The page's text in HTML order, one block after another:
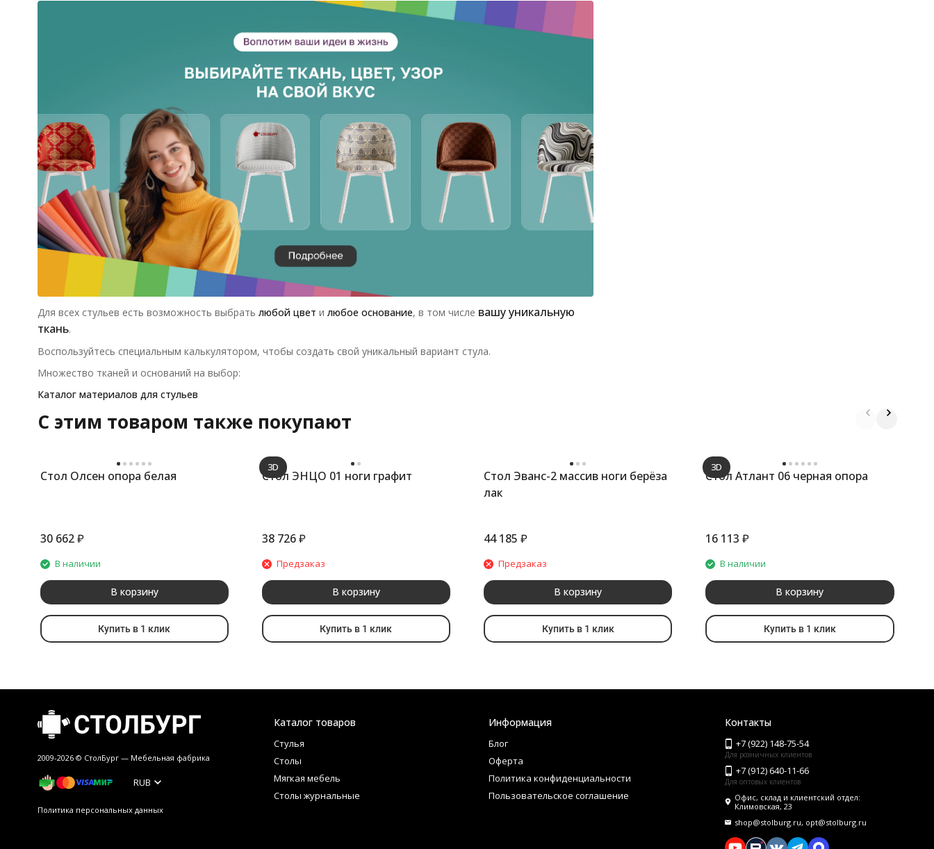
Для всех стульев есть возможность выбрать любой цвет и любое основание, в том числе вашу уникальную
ткань.
Воспользуйтесь специальным калькулятором, чтобы создать свой уникальный вариант стула.
Множество тканей и оснований на выбор:
Каталог материалов для стульев
C этим товаром также покупают
Стол Олсен опора белая
30 662 ₽
В наличии
В корзину
Купить в 1 клик
3D
Стол ЭНЦО 01 ноги графит
38 726₽
Предзаказ
В корзину
Купить в 1 клик
Стол Эванс-2 массив ноги берёза
лак
44 185 ₽
Предзаказ
В корзину
Купить в 1 клик
3D
Стол Атлант 06 черная опора
16 113 ₽
В наличии
В корзину
Купить в 1 клик
2009-2026 © СтолБург — Мебeльная фабрика
RUB
Политика персональных данных
Каталог товаров
Стулья
Столы
Мягкая мебель
Столы журнальные
Информация
Блог
Оферта
Политика конфиденциальности
Пользовательское соглашение
Контакты
+7 (922) 148-75-54
Для розничных клиентов
+7 (912) 640-11-66
Для оптовых клиентов
Офис, склад и клиентский отдел:
Климовская, 23
shop@stolburg.ru, opt@stolburg.ru